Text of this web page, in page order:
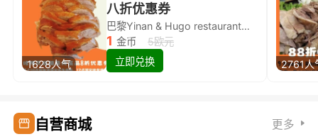
1628人气
八折优惠券
巴黎Yinan & Hugo restaurant除简餐类全场8折
1 金币
5欧元
立即兑换
2761人
自营商城 更多